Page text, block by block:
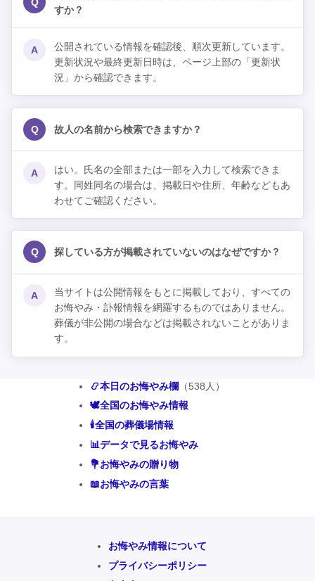
Q
すか？
A
公開されている情報を確認後、順次更新しています。
更新状況や最終更新日時は、ページ上部の「更新状
況」から確認できます。
Q 故人の名前から検索できますか？
A
はい。氏名の全部または一部を入力して検索できま
す。同姓同名の場合は、掲載日や住所、年齢などもあ
わせてご確認ください。
Q 探している方が掲載されていないのはなぜですか？
A
当サイトは公開情報をもとに掲載しており、すべての
お悔やみ・訃報情報を網羅するものではありません。
葬儀が非公開の場合などは掲載されないことがありま
す。
📿本日のお悔やみ欄 （538人）
🕊️全国のお悔やみ情報
🕯️全国の葬儀場情報
📊データで見るお悔やみ
💐お悔やみの贈り物
📖お悔やみの言葉
お悔やみ情報について
プライバシーポリシー